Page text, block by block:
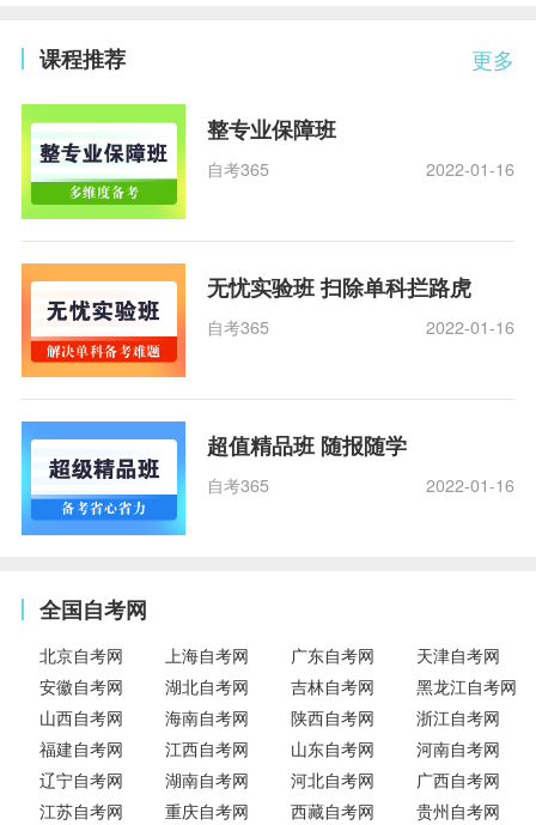
更多
课程推荐
整专业保障班
自考365 2022-01-16
无忧实验班 扫除单科拦路虎
自考365 2022-01-16
超值精品班 随报随学
自考365 2022-01-16
全国自考网
北京自考网 上海自考网 广东自考网
天津自考网
安徽自考网
湖北自考网 吉林自考网
黑龙江自考网
山西自考网
海南自考网 陕西自考网
浙江自考网
福建自考网
江西自考网 山东自考网
河南自考网
辽宁自考网
湖南自考网 河北自考网
广西自考网
江苏自考网
重庆自考网 西藏自考网 贵州自考网